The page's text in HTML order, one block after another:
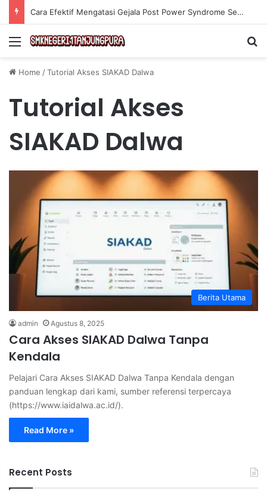
Cara Efektif Mengatasi Gejala Post Power Syndrome Setelah Pensiun Kerja
Menu
Home /Tutorial Akses SIAKAD Dalwa
Tutorial Akses
SIAKAD Dalwa
Berita Utama
admin Agustus 8, 2025
Cara Akses SIAKAD Dalwa Tanpa
Kendala
Pelajari Cara Akses SIAKAD Dalwa Tanpa Kendala dengan
panduan lengkap dari kami, sumber referensi terpercaya
(https://www.iaidalwa.ac.id/).
Read More »
Recent Posts